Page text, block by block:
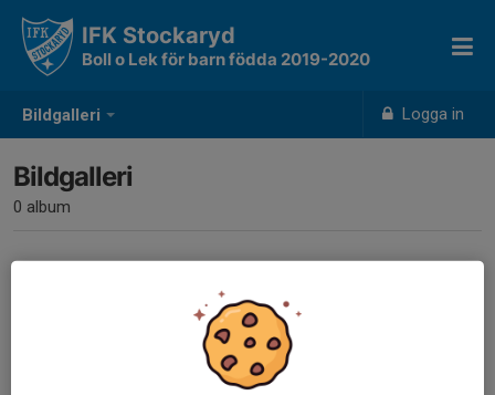
Bildgalleri Logga in
IFK Stockaryd
Boll o Lek för barn födda 2019-2020
Bildgalleri
0 album
Inga album skapade